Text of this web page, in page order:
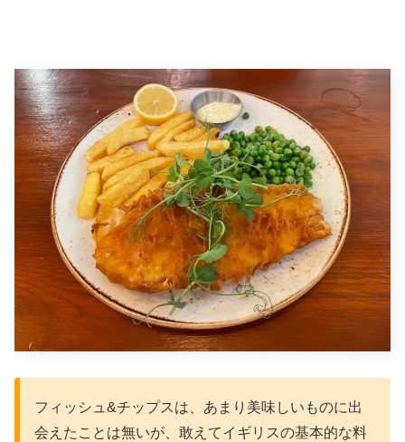
フィッシュ&チップスは、あまり美味しいものに出
会えたことは無いが、敢えてイギリスの基本的な料